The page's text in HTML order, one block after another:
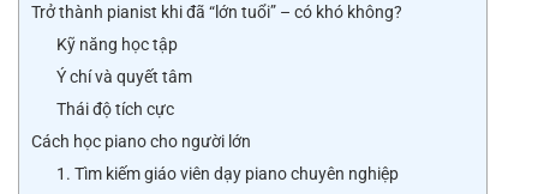
Trở thành pianist khi đã “lớn tuổi” – có khó không?
Kỹ năng học tập
Ý chí và quyết tâm
Thái độ tích cực
Cách học piano cho người lớn
1. Tìm kiếm giáo viên dạy piano chuyên nghiệp